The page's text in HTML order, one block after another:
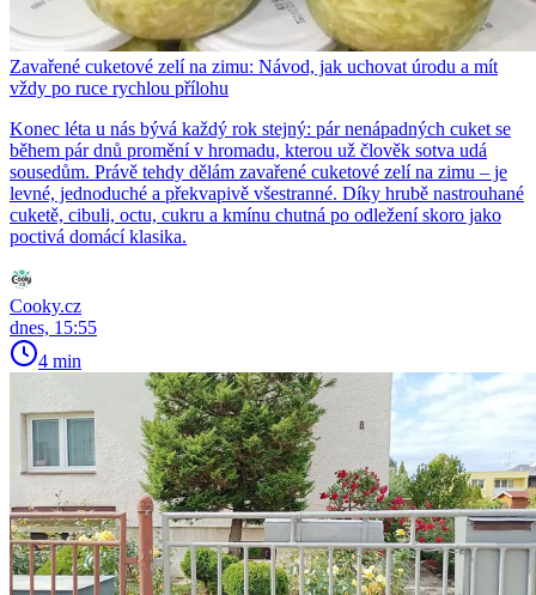
Zavařené cuketové zelí na zimu: Návod, jak uchovat úrodu a mít
vždy po ruce rychlou přílohu
Konec léta u nás bývá každý rok stejný: pár nenápadných cuket se
během pár dnů promění v hromadu, kterou už člověk sotva udá
sousedům. Právě tehdy dělám zavařené cuketové zelí na zimu – je
levné, jednoduché a překvapivě všestranné. Díky hrubě nastrouhané
cuketě, cibuli, octu, cukru a kmínu chutná po odležení skoro jako
poctivá domácí klasika.
Cooky.cz
dnes, 15:55
4 min